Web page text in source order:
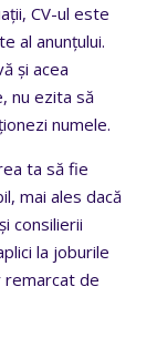
CV-ul este
al anunțului.
și acea
nu ezita să
numele.
ta să fie
mai ales dacă
consilierii
la joburile
remarcat de